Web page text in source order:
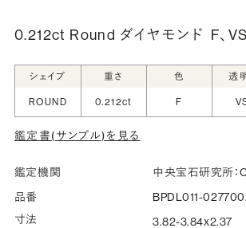
0.212ct Round ダイヤモンド F、
シェイプ 重さ 色 透
ROUND 0.212ct F
鑑定書(サンプル)を見る
鑑定機関
中央宝石研究所：
品番
BPDL011-
寸法
3.82-3.84x2.37